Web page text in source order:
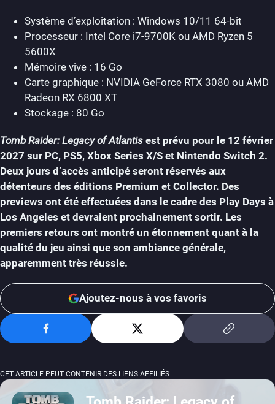
Système d’exploitation : Windows 10/11 64-bit
Processeur : Intel Core i7-9700K ou AMD Ryzen 5
5600X
Mémoire vive : 16 Go
Carte graphique : NVIDIA GeForce RTX 3080 ou AMD
Radeon RX 6800 XT
Stockage : 80 Go
Tomb Raider: Legacy of Atlantis est prévu pour le 12 février
2027 sur PC, PS5, Xbox Series X/S et Nintendo Switch 2.
Deux jours d’accès anticipé seront réservés aux
détenteurs des éditions Premium et Collector. Des
previews ont été effectuées dans le cadre des Play Days à
Los Angeles et devraient prochainement sortir. Les
premiers retours ont montré un étonnement quant à la
qualité du jeu ainsi que son ambiance générale,
apparemment très réussie.
Ajoutez-nous à vos favoris
CET ARTICLE PEUT CONTENIR DES LIENS AFFILIÉS